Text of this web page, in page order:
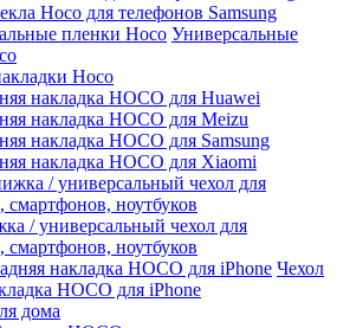
Hoco для телефонов Samsung
Универсальные
Hoco
накладка HOCO для Huawei
накладка HOCO для Meizu
накладка HOCO для Samsung
накладка HOCO для Xiaomi
/ универсальный чехол для
смартфонов, ноутбуков
Чехол
HOCO для iPhone
дома